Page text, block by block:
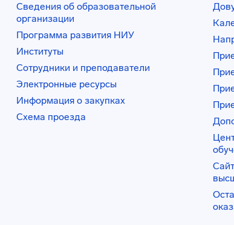
Сведения об образовательной
организации
Программа развития НИУ
Институты
Сотрудники и преподаватели
Электронные ресурсы
Информация о закупках
Схема проезда